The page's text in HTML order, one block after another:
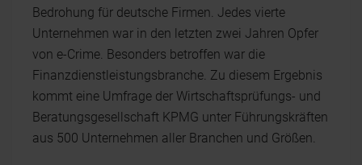
Bedrohung für deutsche Firmen. Jedes vierte
Unternehmen war in den letzten zwei Jahren Opfer
von e-Crime. Besonders betroffen war die
Finanzdienstleistungsbranche. Zu diesem Ergebnis
kommt eine Umfrage der Wirtschaftsprüfungs- und
Beratungsgesellschaft KPMG unter Führungskräften
aus 500 Unternehmen aller Branchen und Größen.